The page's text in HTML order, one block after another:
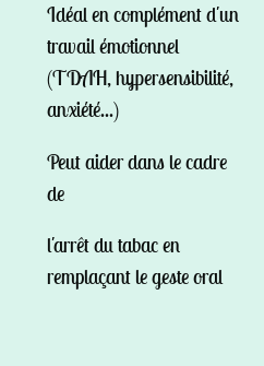
Idéal en complément d'un
travail émotionnel
(TDAH, hypersensibilité,
anxiété...)
Peut aider dans le cadre
de
l'arrêt du tabac en
remplaçant le geste oral